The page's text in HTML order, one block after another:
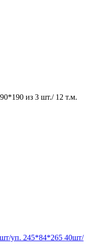
из 3 шт./ 12 т.м.
уп. 245*84*265 40шт/